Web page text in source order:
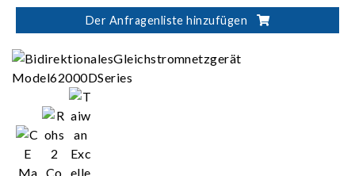
Betriebsmodi CC, CR, CV & CP
Der Anfragenliste hinzufügen